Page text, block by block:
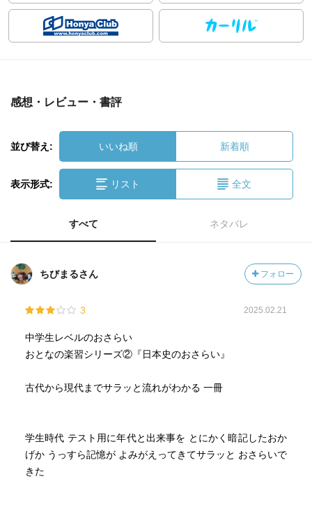
感想・レビュー・書評
並び替え: いいね順 新着順
表示形式: リスト 全文
すべて ネタバレ
ちびまるさん フォロー
3 2025.02.21
中学生レベルのおさらい
おとなの楽習シリーズ②『日本史のおさらい』
古代から現代までサラッと流れがわかる 一冊
学生時代 テスト用に年代と出来事を とにかく暗記したおか
げか うっすら記憶が よみがえってきてサラッと おさらいで
きた